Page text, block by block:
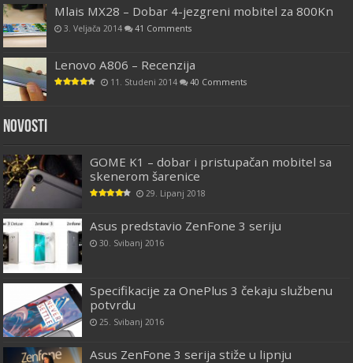
Mlais MX28 – Dobar 4-jezgreni mobitel za 800Kn
3. Veljača 2014 41 Comments
Lenovo A806 – Recenzija
11. Studeni 2014 40 Comments
Novosti
GOME K1 – dobar i pristupačan mobitel sa
skenerom šarenice
29. Lipanj 2018
Asus predstavio ZenFone 3 seriju
30. Svibanj 2016
Specifikacije za OnePlus 3 čekaju službenu
potvrdu
25. Svibanj 2016
Asus ZenFone 3 serija stiže u lipnju